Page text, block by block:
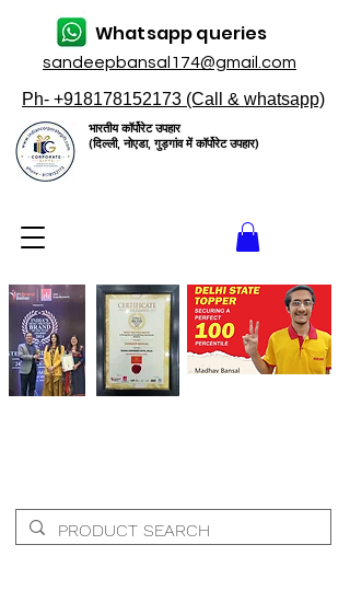
sandeepbansal174@gmail.com
Whatsapp queries
Ph- +918178152173 (Call & whatsapp)
भारतीय कॉर्पोरेट उपहार
(दिल्ली, नोएडा, गुड़गांव में कॉर्पोरेट उपहार)